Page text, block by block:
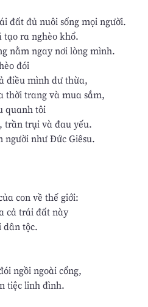
đất đủ nuôi sống mọi người.
ra nghèo khổ.
nằm ngay nơi lòng mình.
đói
điều mình dư thừa,
thời trang và mua sắm,
quanh tôi
trần trụi và đau yếu.
người như Ðức Giêsu.
con về thế giới:
cả trái đất này
dân tộc.
ngồi ngoài cổng,
tiệc linh đình.